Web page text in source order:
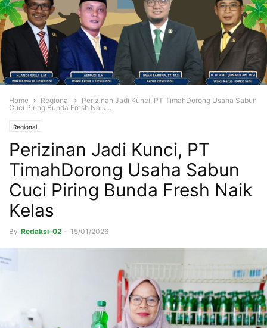
Home Regional
Perizinan Jadi Kunci, PT TimahDorong Usaha Sabun
Cuci Piring Bunda Fresh Naik...
Regional
Perizinan Jadi Kunci, PT
TimahDorong Usaha Sabun
Cuci Piring Bunda Fresh Naik
Kelas
By Redaksi-02 - 15/01/2026